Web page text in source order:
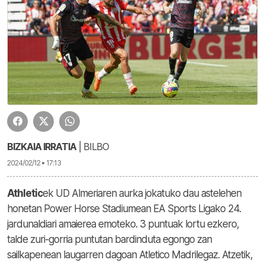
BIZKAIA IRRATIA | BILBO
2024/02/12 • 17:13
Athleticek UD Almeriaren aurka jokatuko dau astelehen
honetan Power Horse Stadiumean EA Sports Ligako 24.
jardunaldiari amaierea emoteko. 3 puntuak lortu ezkero,
talde zuri-gorria puntutan bardinduta egongo zan
sailkapenean laugarren dagoan Atletico Madrilegaz. Atzetik,